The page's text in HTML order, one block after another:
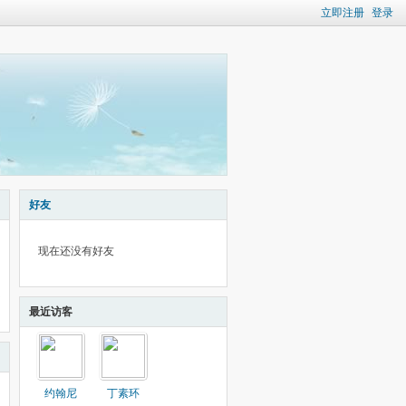
立即注册 登录
好友
现在还没有好友
最近访客
约翰尼
丁素环